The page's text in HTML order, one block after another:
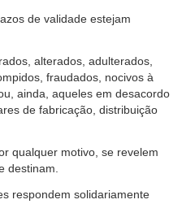
de validade estejam
alterados, adulterados,
fraudados, nocivos à
ainda, aqueles em desacordo
de fabricação, distribuição
qualquer motivo, se revelem
destinam.
respondem solidariamente